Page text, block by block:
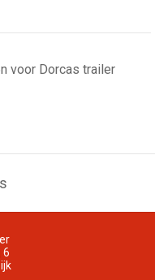
voor Dorcas trailer
6